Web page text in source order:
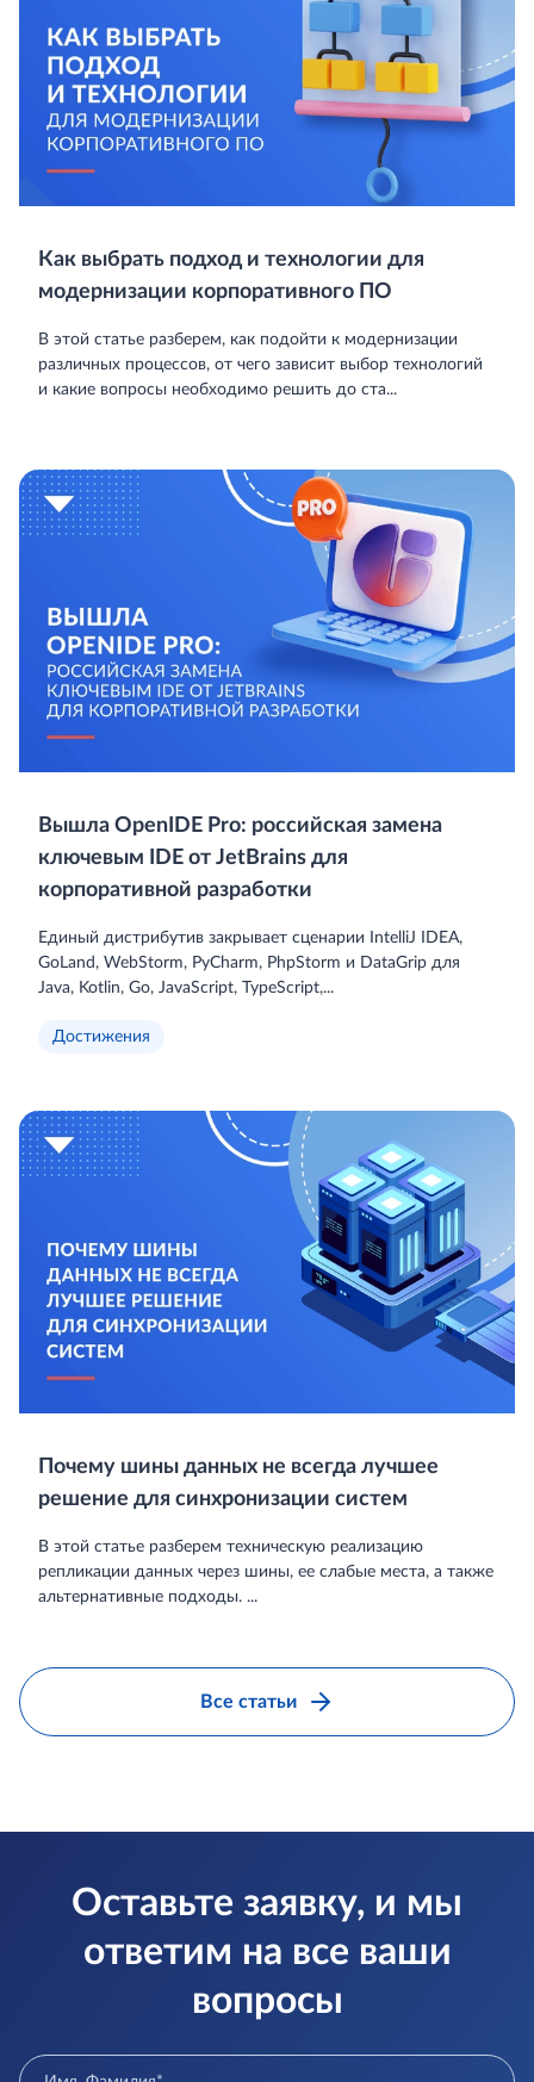
Как выбрать подход и технологии для
модернизации корпоративного ПО
В этой статье разберем, как подойти к модернизации
различных процессов, от чего зависит выбор технологий
и какие вопросы необходимо решить до ста...
Вышла OpenIDE Pro: российская замена
ключевым IDE от JetBrains для
корпоративной разработки
Единый дистрибутив закрывает сценарии IntelliJ IDEA,
GoLand, WebStorm, PyCharm, PhpStorm и DataGrip для
Java, Kotlin, Go, JavaScript, TypeScript,...
Достижения
Почему шины данных не всегда лучшее
решение для синхронизации систем
В этой статье разберем техническую реализацию
репликации данных через шины, ее слабые места, а также
альтернативные подходы. ...
Все статьи
Оставьте заявку, и мы
ответим на все ваши
вопросы